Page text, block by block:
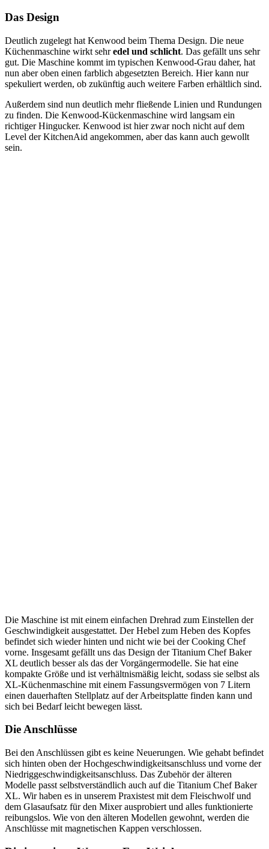
Das Design
Deutlich zugelegt hat Kenwood beim Thema Design. Die neue
Küchenmaschine wirkt sehredel und schlicht. Das gefällt uns sehr
gut. Die Maschine kommt im typischen Kenwood-Grau daher, hat
nun aber oben einen farblich abgesetzten Bereich. Hier kann nur
spekuliert werden, ob zukünftig auch weitere Farben erhältlich sind.
Außerdem sind nun deutlich mehr fließende Linien und Rundungen
zu finden. Die Kenwood-Kückenmaschine wird langsam ein
richtiger Hingucker. Kenwood ist hier zwar noch nicht auf dem
Level der KitchenAid angekommen, aber das kann auch gewollt
sein.
Die Maschine ist mit einem einfachen Drehrad zum Einstellen der
Geschwindigkeit ausgestattet. Der Hebel zum Heben des Kopfes
befindet sich wieder hinten und nicht wie bei der Cooking Chef
vorne. Insgesamt gefällt uns das Design der Titanium Chef Baker
XL deutlich besser als das der Vorgängermodelle. Sie hat eine
kompakte Größe und ist verhältnismäßig leicht, sodass sie selbst als
XL-Küchenmaschine mit einem Fassungsvermögen von 7 Litern
einen dauerhaften Stellplatz auf der Arbeitsplatte finden kann und
sich bei Bedarf leicht bewegen lässt.
Die Anschlüsse
Bei den Anschlüssen gibt es keine Neuerungen. Wie gehabt befindet
sich hinten oben der Hochgeschwindigkeitsanschluss und vorne der
Niedriggeschwindigkeitsanschluss. Das Zubehör der älteren
Modelle passt selbstverständlich auch auf die Titanium Chef Baker
XL. Wir haben es in unserem Praxistest mit dem Fleischwolf und
dem Glasaufsatz für den Mixer ausprobiert und alles funktionierte
reibungslos. Wie von den älteren Modellen gewohnt, werden die
Anschlüsse mit magnetischen Kappen verschlossen.